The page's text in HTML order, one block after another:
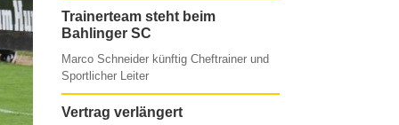
Trainerteam steht beim
Bahlinger SC
Marco Schneider künftig Cheftrainer und
Sportlicher Leiter
Vertrag verlängert